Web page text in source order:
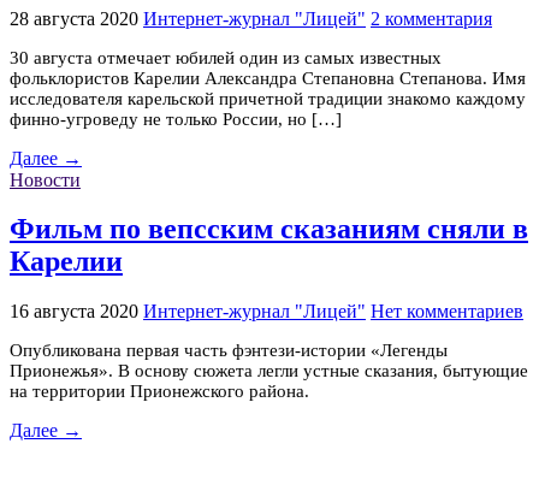
28 августа 2020 Интернет-журнал "Лицей" 2 комментария
30 августа отмечает юбилей один из самых известных
фольклористов Карелии Александра Степановна Степанова. Имя
исследователя карельской причетной традиции знакомо каждому
финно-угроведу не только России, но […]
Далее →
Новости
Фильм по вепсским сказаниям сняли в
Карелии
16 августа 2020 Интернет-журнал "Лицей" Нет комментариев
Опубликована первая часть фэнтези-истории «Легенды
Прионежья». В основу сюжета легли устные сказания, бытующие
на территории Прионежского района.
Далее →